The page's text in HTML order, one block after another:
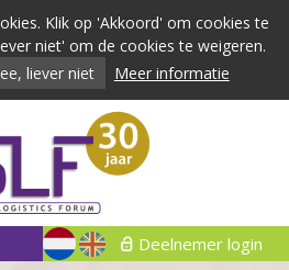
Klik op 'Akkoord' om cookies te
niet' om de cookies te weigeren.
liever niet Meer informatie
Deelnemer login